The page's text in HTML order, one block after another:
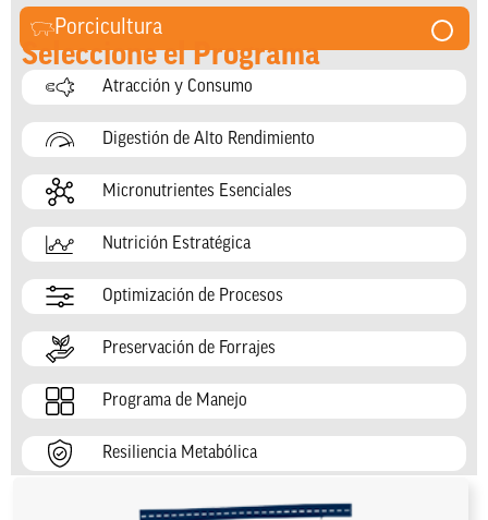
Porcicultura
Seleccione el Programa
Atracción y Consumo
Digestión de Alto Rendimiento
Micronutrientes Esenciales
Nutrición Estratégica
Optimización de Procesos
Preservación de Forrajes
Programa de Manejo
Resiliencia Metabólica